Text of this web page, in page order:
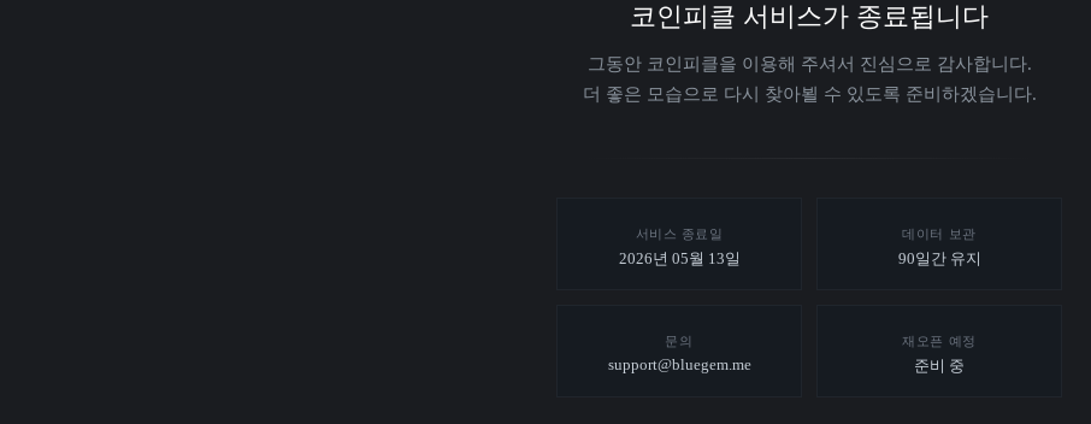
코인피클 서비스가 종료됩니다
그동안 코인피클을 이용해 주셔서 진심으로 감사합니다.
더 좋은 모습으로 다시 찾아뵐 수 있도록 준비하겠습니다.
서비스 종료일
2026년 05월 13일
데이터 보관
90일간 유지
문의
support@bluegem.me
재오픈 예정
준비 중